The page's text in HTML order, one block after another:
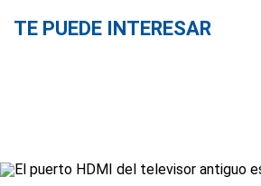
TE PUEDE INTERESAR